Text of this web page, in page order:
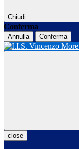
Chiudi
Conferma
Annulla Conferma
close